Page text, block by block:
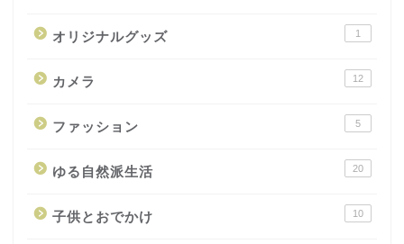
オリジナルグッズ 1
カメラ 12
ファッション 5
ゆる自然派生活 20
子供とおでかけ 10